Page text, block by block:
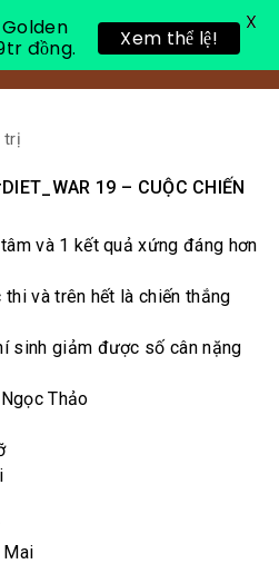
Toggle
trị
19 – CUỘC CHIẾN
và 1 kết quả xứng đáng hơn
và trên hết là chiến thắng
sinh giảm được số cân nặng
Thảo
Mai
đồng.
Xem thể lệ!
X